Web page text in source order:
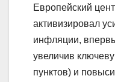
Европейский
активизировал
инфляции,
увеличив
пунктов) и